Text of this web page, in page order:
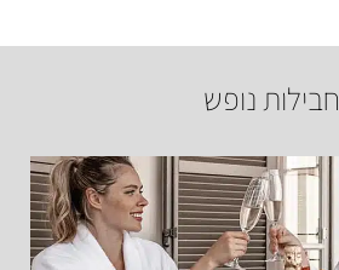
חבילות נופש